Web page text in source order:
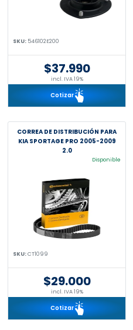
SKU: 546102E200
$37.990
incl. IVA 19%
Cotizar
CORREA DE DISTRIBUCIÓN PARA
KIA SPORTAGE PRO 2005-2009
2.0
Disponible
SKU:CT1099
$29.000
incl. IVA 19%
Cotizar